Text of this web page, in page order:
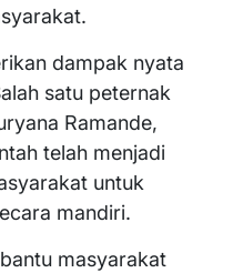
dampak nyata
satu peternak
Ramande,
telah menjadi
untuk
mandiri.
masyarakat